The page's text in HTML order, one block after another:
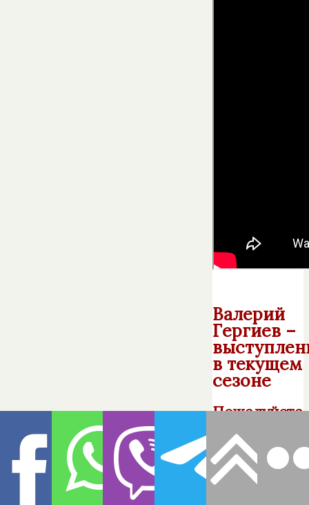
Валерий
Гергиев –
в текущем
сезоне
Пожалуйста,
расписание
выступлений
и наличие